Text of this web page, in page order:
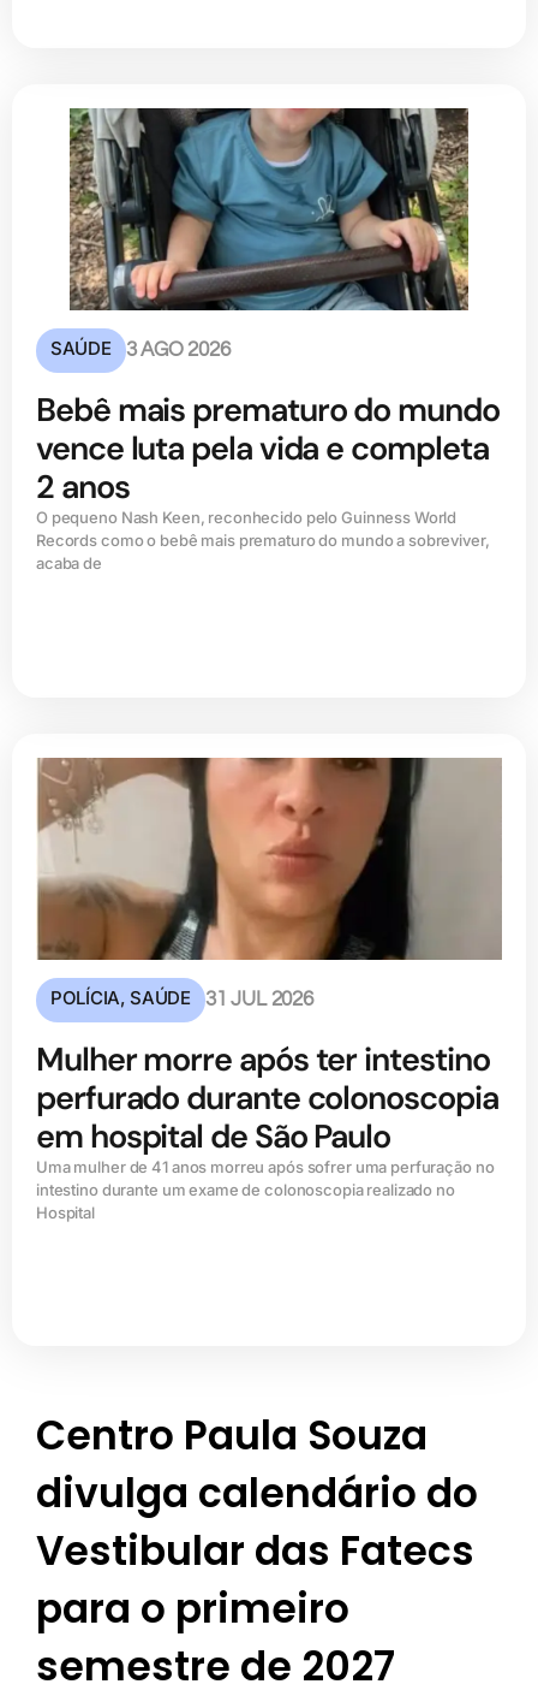
SAÚDE 3 AGO 2026
Bebê mais prematuro do mundo
vence luta pela vida e completa
2 anos
O pequeno Nash Keen, reconhecido pelo Guinness World
Records como o bebê mais prematuro do mundo a sobreviver,
acaba de
POLÍCIA,SAÚDE 31 JUL 2026
Mulher morre após ter intestino
perfurado durante colonoscopia
em hospital de São Paulo
Uma mulher de 41 anos morreu após sofrer uma perfuração no
intestino durante um exame de colonoscopia realizado no
Hospital
Centro Paula Souza
divulga calendário do
Vestibular das Fatecs
para o primeiro
semestre de 2027